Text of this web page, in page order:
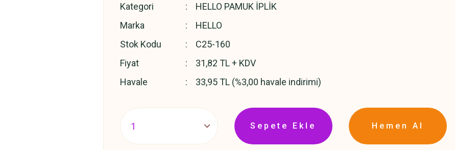
Kategori
HELLO PAMUK İPLİK
Marka
HELLO
Stok Kodu
C25-160
Fiyat
31,82 TL + KDV
Havale
33,95 TL (%3,00 havale indirimi)
Sepete Ekle Hemen Al